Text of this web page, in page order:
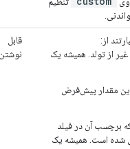
},
"type" : string,
"customLocation" :
"label" : string
"officeLocation":
"buildingId":
از:
از تولد. همیشه یک
مقدار پیش‌فرض
برچسب آن در فیلد
است. همیشه یک
قابل
نوشتن